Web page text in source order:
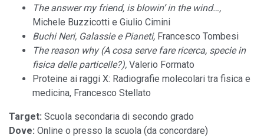
The answer my friend, is blowin’ in the wind…,
Michele Buzzicotti e Giulio Cimini
Buchi Neri, Galassie e Pianeti, Francesco Tombesi
The reason why (A cosa serve fare ricerca, specie in
fisica delle particelle?), Valerio Formato
Proteine ai raggi X: Radiografie molecolari tra fisica e
medicina, Francesco Stellato
Target: Scuola secondaria di secondo grado
Dove: Online o presso la scuola (da concordare)